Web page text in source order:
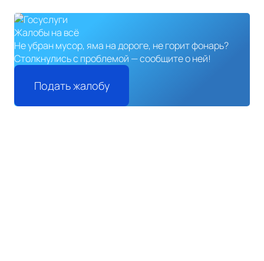
Жалобы на всё
Не убран мусор, яма на дороге, не горит фонарь?
Столкнулись с проблемой — сообщите о ней!
Подать жалобу